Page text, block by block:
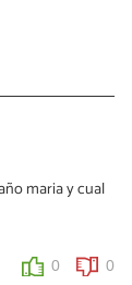
maria y cual
0 0